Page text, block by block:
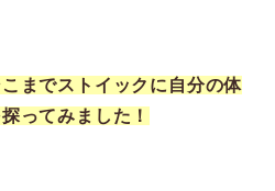
までストイックに自分の体
ってみました！